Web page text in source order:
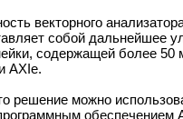
векторного
собой дальнейшее
содержащей более 50
AXIe.
решение можно
обеспечением